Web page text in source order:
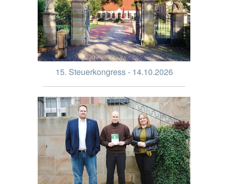
15. Steuerkongress - 14.10.2026